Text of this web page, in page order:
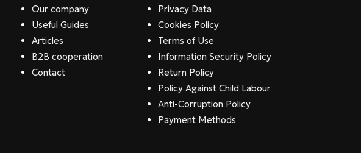
Our company
Useful Guides
Articles
B2B cooperation
Contact
Privacy Data
Cookies Policy
Terms of Use
Information Security Policy
Return Policy
Policy Against Child Labour
Anti-Corruption Policy
Payment Methods